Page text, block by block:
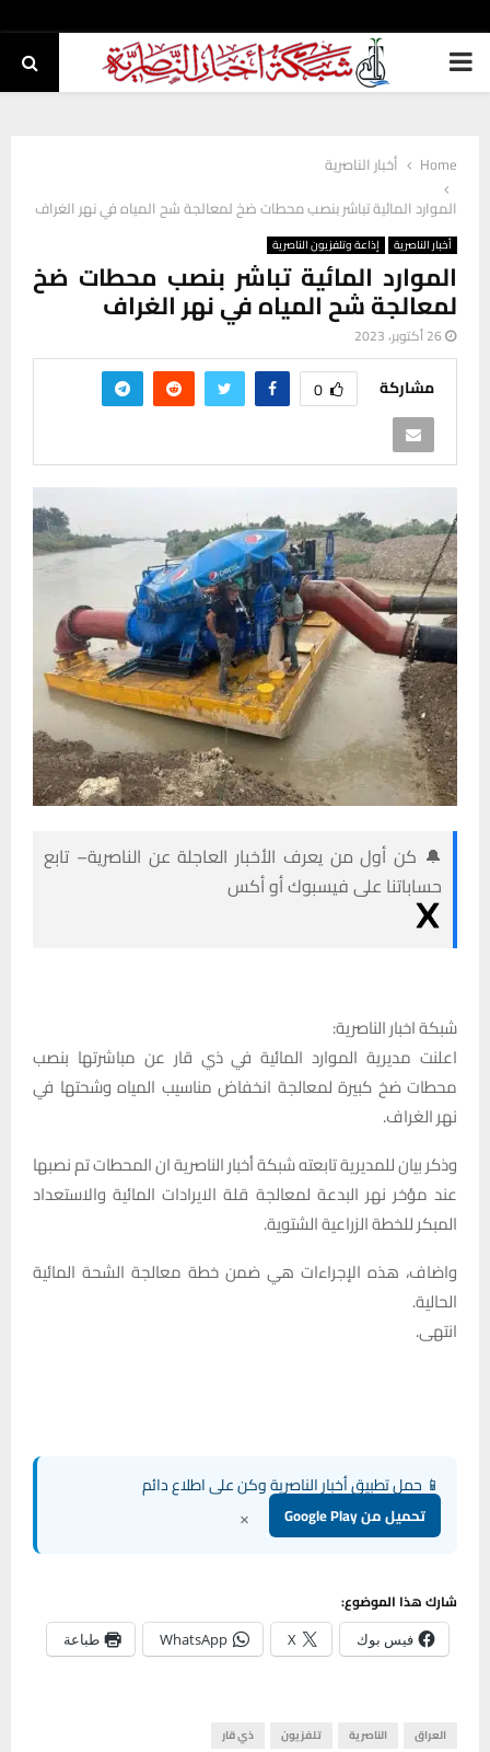
PRIMARY
Home
أخبار الناصرية
الموارد المائية تباشر بنصب محطات ضخ لمعالجة شح المياه في نهر الغراف
أخبار الناصرية إذاعة وتلفزيون الناصرية
الموارد المائية تباشر بنصب محطات ضخ
لمعالجة شح المياه في نهر الغراف
26 أكتوبر، 2023
مشاركة 0
🔔 كن أول من يعرف الأخبار العاجلة عن الناصرية– تابع
حساباتنا على فيسبوك أو أكس
شبكة اخبار الناصرية:
اعلنت مديرية الموارد المائية في ذي قار عن مباشرتها بنصب
محطات ضخ كبيرة لمعالجة انخفاض مناسيب المياه وشحتها في
نهر الغراف.
وذكر بيان للمديرية تابعته شبكة أخبار الناصرية ان المحطات تم نصبها
عند مؤخر نهر البدعة لمعالجة قلة الايرادات المائية والاستعداد
المبكر للخطة الزراعية الشتوية.
واضاف، هذه الإجراءات هي ضمن خطة معالجة الشحة المائية
الحالية.
انتهى.
📱 حمل تطبيق أخبار الناصرية وكن على اطلاع دائم
تحميل من Google Play ×
شارك هذا الموضوع:
فيس بوك X
WhatsApp طباعة
العراق الناصرية تلفزيون ذي قار